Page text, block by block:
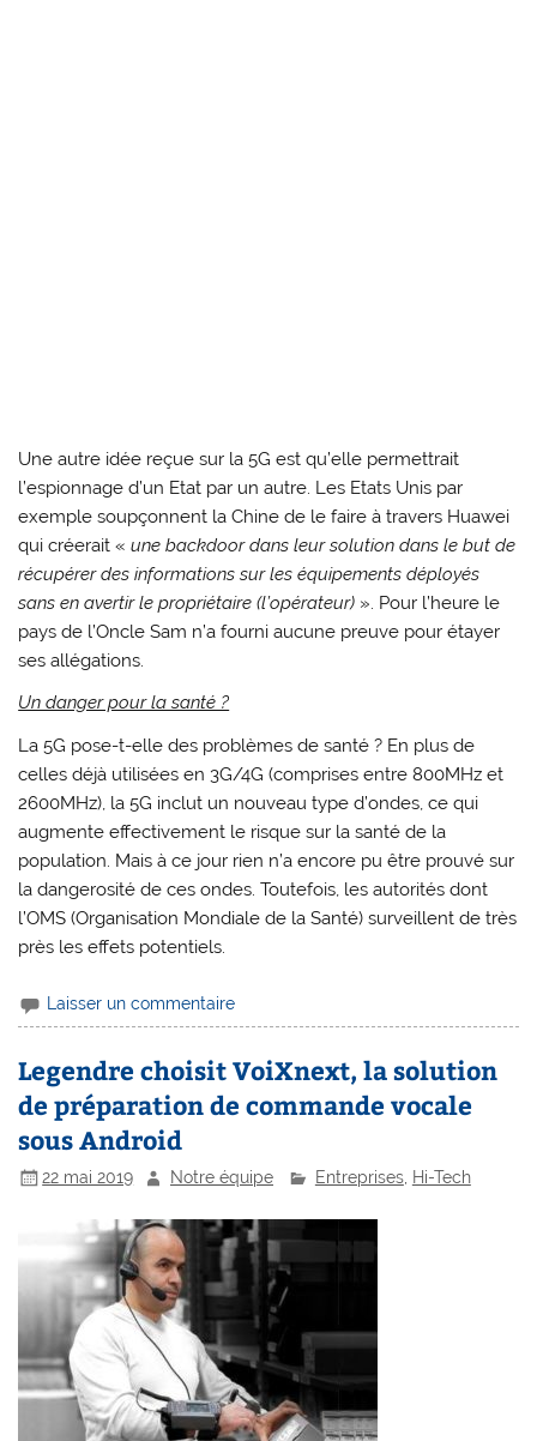
Une autre idée reçue sur la 5G est qu’elle permettrait
l’espionnage d’un Etat par un autre. Les Etats Unis par
exemple soupçonnent la Chine de le faire à travers Huawei
qui créerait «une backdoor dans leur solution dans le but de
récupérer des informations sur les équipements déployés
sans en avertir le propriétaire (l’opérateur) ». Pour l’heure le
pays de l’Oncle Sam n’a fourni aucune preuve pour étayer
ses allégations.
Un danger pour la santé ?
La 5G pose-t-elle des problèmes de santé ? En plus de
celles déjà utilisées en 3G/4G (comprises entre 800MHz et
2600MHz), la 5G inclut un nouveau type d’ondes, ce qui
augmente effectivement le risque sur la santé de la
population. Mais à ce jour rien n’a encore pu être prouvé sur
la dangerosité de ces ondes. Toutefois, les autorités dont
l’OMS (Organisation Mondiale de la Santé) surveillent de très
près les effets potentiels.
Laisser un commentaire
Legendre choisit VoiXnext, la solution
de préparation de commande vocale
sous Android
22 mai 2019 Notre équipe Entreprises, Hi-Tech